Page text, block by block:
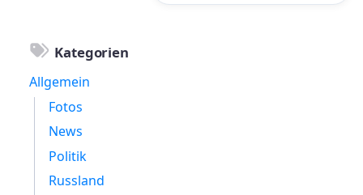
Kategorien
Allgemein
Fotos
News
Politik
Russland